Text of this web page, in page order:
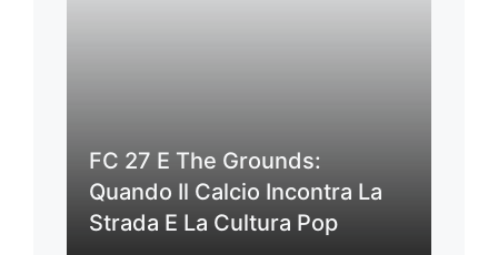
FC 27 E The Grounds:
Quando Il Calcio Incontra La
Strada E La Cultura Pop